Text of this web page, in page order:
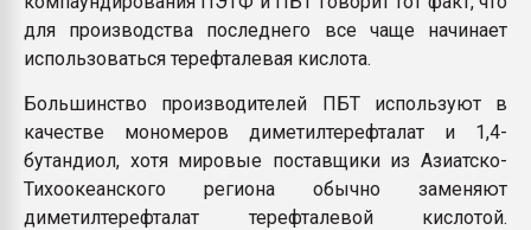
для производства последнего все чаще начинает
использоваться терефталевая кислота.
Большинство производителей ПБТ используют в
качестве мономеров диметилтерефталат и 1,4-
бутандиол, хотя мировые поставщики из Азиатско-
Тихоокеанского региона обычно заменяют
диметилтерефталат терефталевой кислотой.